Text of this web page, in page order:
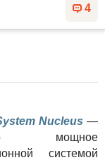
4
Nucleus —
мощное
системой